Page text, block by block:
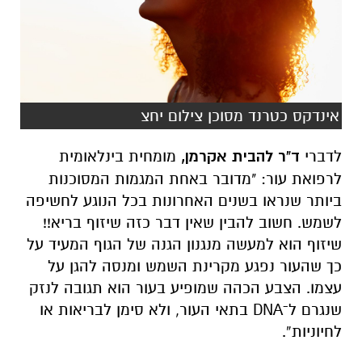
אינדקס כטרנד מסוכן צילום יחצ
לדברי ד"ר להבית אקרמן, מומחית בינלאומית
לרפואת עור: "מדובר באחת המגמות המסוכנות
ביותר שנראו בשנים האחרונות בכל הנוגע לחשיפה
לשמש. חשוב להבין שאין דבר כזה שיזוף בריא!!
שיזוף הוא למעשה מנגנון הגנה של הגוף המעיד על
כך שהעור נפגע מקרינת השמש ומנסה להגן על
עצמו. הצבע הכהה שמופיע בעור הוא תגובה לנזק
שנגרם ל־DNA בתאי העור, ולא סימן לבריאות או
לחיוניות”.